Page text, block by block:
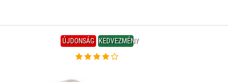
ÚJDONSÁG KEDVEZMÉNY